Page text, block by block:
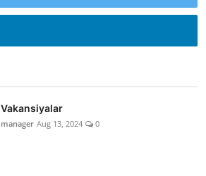
Vakansiyalar
manager Aug 13, 2024 0